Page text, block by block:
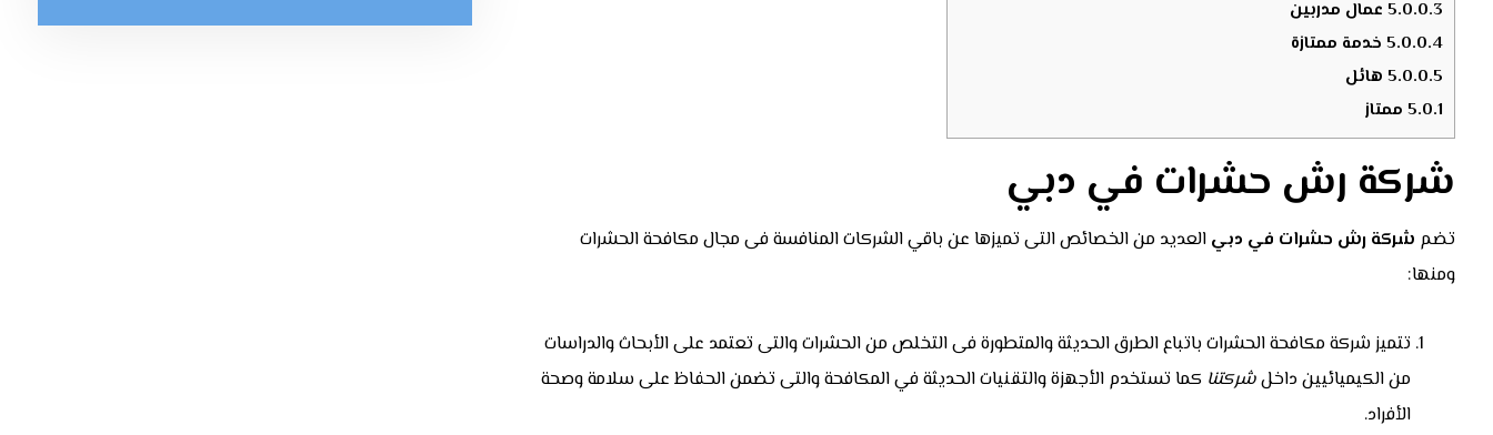
5.0.0.3عمال مدربين
5.0.0.4خدمة ممتازة
5.0.0.5هائل
5.0.1ممتاز
شركة رش حشرات في دبي
تضم شركة رش حشرات في دبي العديد من الخصائص التى تميزها عن باقي الشركات المنافسة فى مجال مكافحة الحشرات
ومنها:
تتميز شركة مكافحة الحشرات باتباع الطرق الحديثة والمتطورة فى التخلص من الحشرات والتى تعتمد على الأبحاث والدراسات
من الكيميائيين داخلشركتنا كما تستخدم الأجهزة والتقنيات الحديثة في المكافحة والتى تضمن الحفاظ على سلامة وصحة
الأفراد.